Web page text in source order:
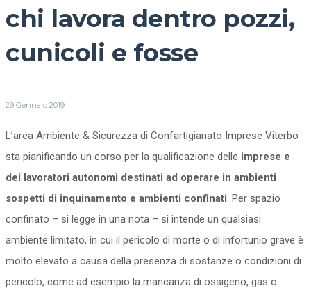
chi lavora dentro pozzi,
cunicoli e fosse
29 Gennaio 2019
L’area Ambiente & Sicurezza di Confartigianato Imprese Viterbo
sta pianificando un corso per la qualificazione delle imprese e
dei lavoratori autonomi destinati ad operare in ambienti
sospetti di inquinamento e ambienti confinati. Per spazio
confinato – si legge in una nota – si intende un qualsiasi
ambiente limitato, in cui il pericolo di morte o di infortunio grave è
molto elevato a causa della presenza di sostanze o condizioni di
pericolo, come ad esempio la mancanza di ossigeno, gas o